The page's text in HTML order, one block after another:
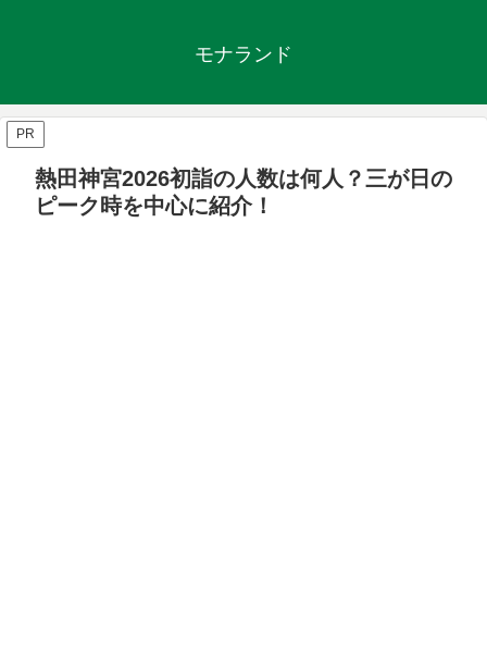
モナランド
PR
熱田神宮2026初詣の人数は何人？三が日の
ピーク時を中心に紹介！